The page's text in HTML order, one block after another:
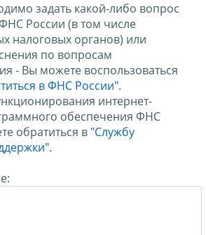
задать какой-либо вопрос
России (в том числе
налоговых органов) или
по вопросам
- Вы можете воспользоваться
в ФНС России".
интернет-
обеспечения ФНС
обратиться в "Службу